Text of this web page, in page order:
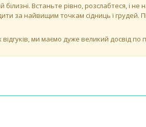
Встаньте рівно, розслабтеся, і
за найвищим точкам сідниць і грудей.
ми маємо дуже великий досвід по